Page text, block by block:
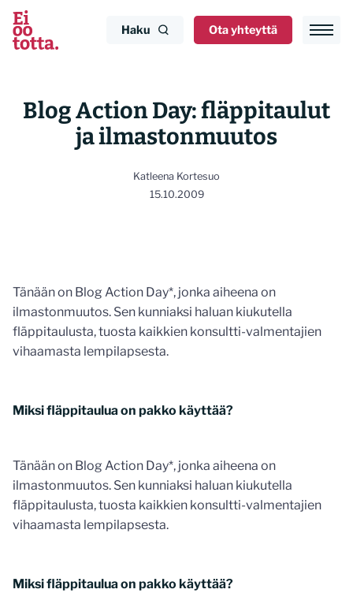
Siirry
sisältöön
Haku Ota yhteyttä
Blog Action Day: fläppitaulut
ja ilmastonmuutos
Katleena Kortesuo
15.10.2009
Tänään on Blog Action Day*, jonka aiheena on
ilmastonmuutos. Sen kunniaksi haluan kiukutella
fläppitaulusta, tuosta kaikkien konsultti-valmentajien
vihaamasta lempilapsesta.
Miksi fläppitaulua on pakko käyttää?
Tänään on Blog Action Day*, jonka aiheena on
ilmastonmuutos. Sen kunniaksi haluan kiukutella
fläppitaulusta, tuosta kaikkien konsultti-valmentajien
vihaamasta lempilapsesta.
Miksi fläppitaulua on pakko käyttää?